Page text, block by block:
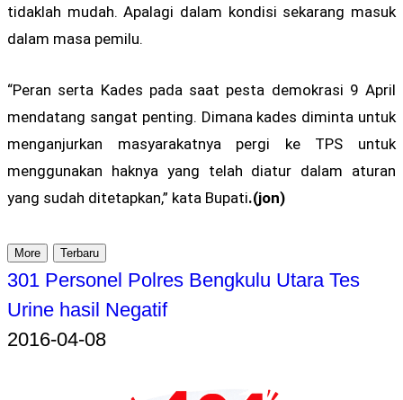
tidaklah mudah. Apalagi dalam kondisi sekarang masuk
dalam masa pemilu.
“Peran serta Kades pada saat pesta demokrasi 9 April
mendatang sangat penting. Dimana kades diminta untuk
menganjurkan masyarakatnya pergi ke TPS untuk
menggunakan haknya yang telah diatur dalam aturan
yang sudah ditetapkan,” kata Bupati.(jon)
More Terbaru
301 Personel Polres Bengkulu Utara Tes
Urine hasil Negatif
2016-04-08